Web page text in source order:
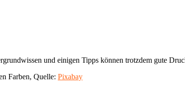
und einigen Tipps können trotzdem gute
Farben, Quelle: Pixabay